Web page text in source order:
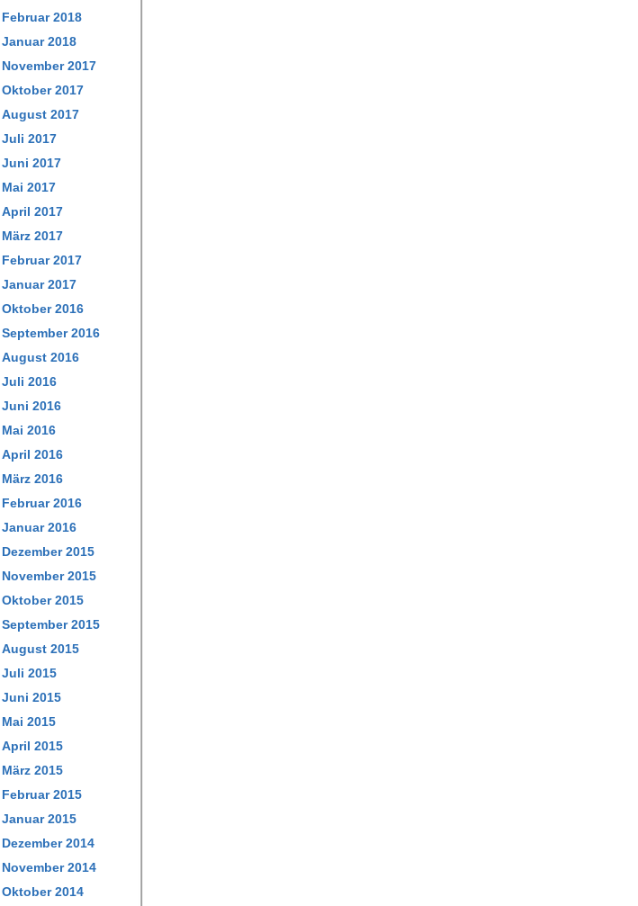
Februar 2018
Januar 2018
November 2017
Oktober 2017
August 2017
Juli 2017
Juni 2017
Mai 2017
April 2017
März 2017
Februar 2017
Januar 2017
Oktober 2016
September 2016
August 2016
Juli 2016
Juni 2016
Mai 2016
April 2016
März 2016
Februar 2016
Januar 2016
Dezember 2015
November 2015
Oktober 2015
September 2015
August 2015
Juli 2015
Juni 2015
Mai 2015
April 2015
März 2015
Februar 2015
Januar 2015
Dezember 2014
November 2014
Oktober 2014